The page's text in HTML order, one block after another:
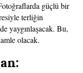
güçlü bir
terliğin
yaygınlaşacak. Bu,
olacak.